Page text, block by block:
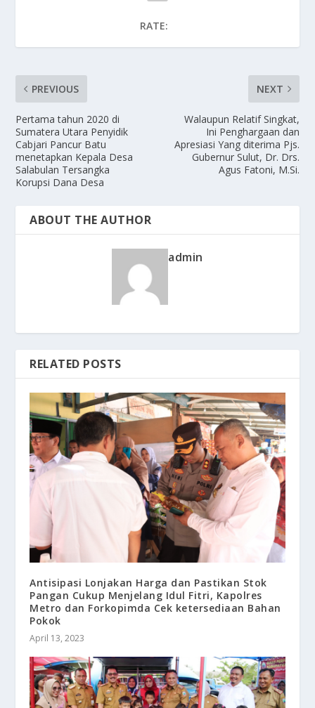
RATE:
PREVIOUS
Pertama tahun 2020 di
Sumatera Utara Penyidik
Cabjari Pancur Batu
menetapkan Kepala Desa
Salabulan Tersangka
Korupsi Dana Desa
NEXT
Walaupun Relatif Singkat,
Ini Penghargaan dan
Apresiasi Yang diterima Pjs.
Gubernur Sulut, Dr. Drs.
Agus Fatoni, M.Si.
ABOUT THE AUTHOR
admin
RELATED POSTS
Antisipasi Lonjakan Harga dan Pastikan Stok
Pangan Cukup Menjelang Idul Fitri, Kapolres
Metro dan Forkopimda Cek ketersediaan Bahan
Pokok
April 13, 2023